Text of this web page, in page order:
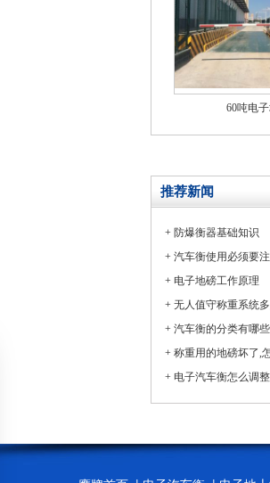
60吨电
推荐新闻
+ 防爆衡器基础知识
+ 汽车衡使用必须要
+ 电子地磅工作原理
+ 无人值守称重系统
+ 汽车衡的分类有哪些
+ 称重用的地磅坏了,
+ 电子汽车衡怎么调